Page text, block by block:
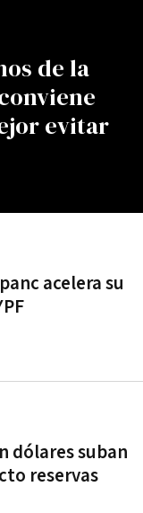
de la
evitar
acelera su
dólares suban
reservas